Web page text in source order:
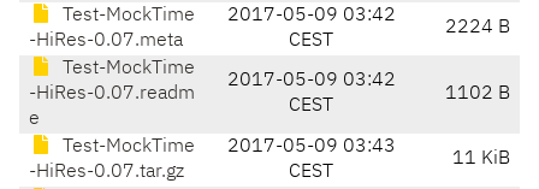
Test-MockTime
-HiRes-0.07.meta
2017-05-09 03:42
CEST
2224 B
Test-MockTime
-HiRes-0.07.readm
e
2017-05-09 03:42
CEST
1102 B
Test-MockTime
-HiRes-0.07.tar.gz
2017-05-09 03:43
CEST
11 KiB